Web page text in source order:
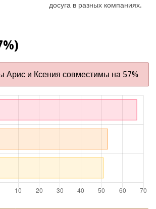
досуга в разных компаниях.
Арис и Ксения совместимы на 57%